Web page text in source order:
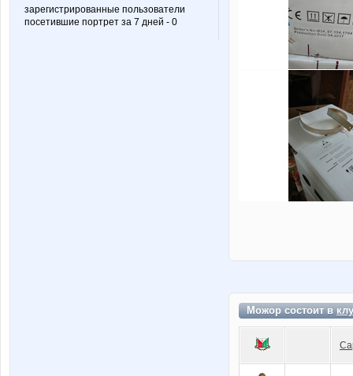
зарегистрированные пользователи
посетившие портрет за 7 дней - 0
Можор состоит в